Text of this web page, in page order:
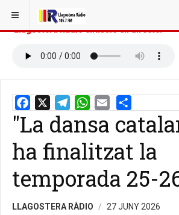
ESTÀS AQUÍ: INICI
Llagostera Ràdio emissió en directe:
Share
"La dansa
ha finalitzat la
temporada 25-
LLAGOSTERA RÀDIO 27 JUNY 2026